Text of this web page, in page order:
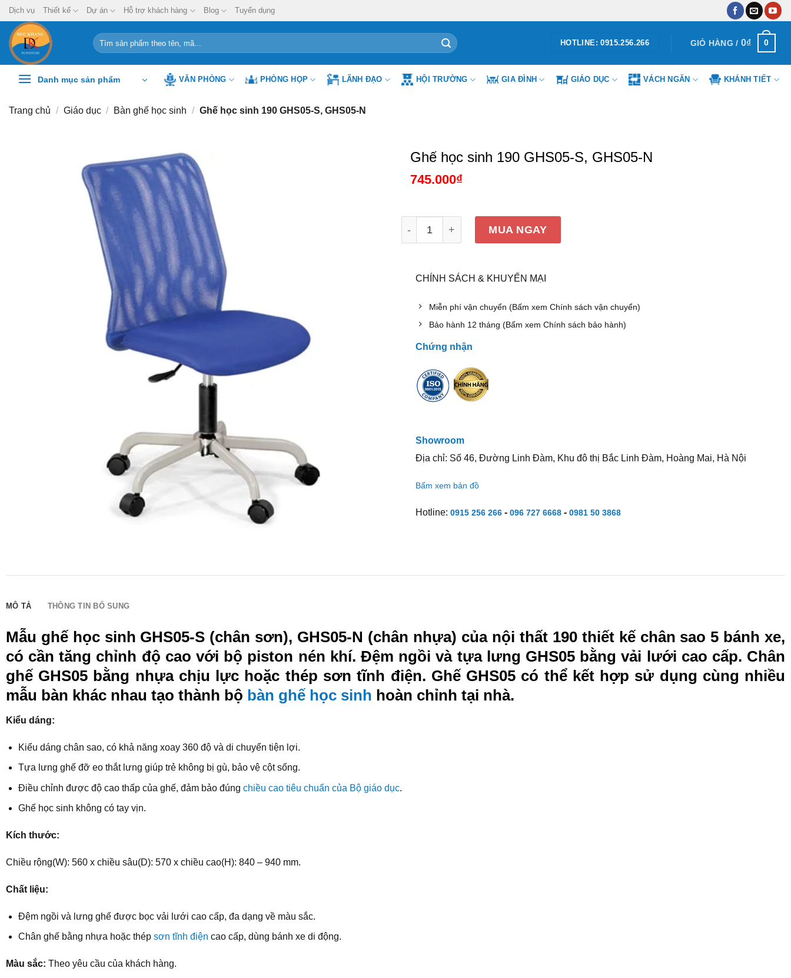
Chuyển
đến
nội
dung
Dịch vụ Thiết kế Dự án Hỗ trợ khách hàng Blog Tuyển dụng
Tìm
kiếm:
HOTLINE: 0915.256.266 GIỎ HÀNG / 0₫ 0
Danh mục sản phẩm VĂN PHÒNG PHÒNG HỌP LÃNH ĐẠO HỘI TRƯỜNG GIA ĐÌNH GIÁO DỤC VÁCH NGĂN KHÁNH TIẾT
Trang chủ / Giáo dục / Bàn ghế học sinh / Ghế học sinh 190 GHS05-S, GHS05-N
Ghế học sinh 190 GHS05-S, GHS05-N
745.000₫
MUA NGAY
CHÍNH SÁCH & KHUYẾN MẠI
Miễn phí vận chuyển (Bấm xem Chính sách vận chuyển)
Bảo hành 12 tháng (Bấm xem Chính sách bảo hành)
Chứng nhận
Showroom
Địa chỉ: Số 46, Đường Linh Đàm, Khu đô thị Bắc Linh Đàm, Hoàng Mai, Hà Nội
Bấm xem bản đồ
Hotline: 0915 256 266- 096 727 6668- 0981 50 3868
MÔ TẢ THÔNG TIN BỔ SUNG
Mẫu ghế học sinh GHS05-S (chân sơn), GHS05-N (chân nhựa) của nội thất 190 thiết kế chân sao 5 bánh xe,
có cần tăng chỉnh độ cao với bộ piston nén khí. Đệm ngồi và tựa lưng GHS05 bằng vải lưới cao cấp. Chân
ghế GHS05 bằng nhựa chịu lực hoặc thép sơn tĩnh điện. Ghế GHS05 có thể kết hợp sử dụng cùng nhiều
mẫu bàn khác nhau tạo thành bộ bàn ghế học sinh hoàn chỉnh tại nhà.
Kiểu dáng:
Kiểu dáng chân sao, có khả năng xoay 360 độ và di chuyển tiện lợi.
Tựa lưng ghế đỡ eo thắt lưng giúp trẻ không bị gù, bảo vệ cột sống.
Điều chỉnh được độ cao thấp của ghế, đảm bảo đúng chiều cao tiêu chuẩn của Bộ giáo dục.
Ghế học sinh không có tay vịn.
Kích thước:
Chiều rộng(W): 560 x chiều sâu(D): 570 x chiều cao(H): 840 – 940 mm.
Chất liệu:
Đệm ngồi và lưng ghế được bọc vải lưới cao cấp, đa dạng về màu sắc.
Chân ghế bằng nhựa hoặc thép sơn tĩnh điện cao cấp, dùng bánh xe di động.
Màu sắc: Theo yêu cầu của khách hàng.